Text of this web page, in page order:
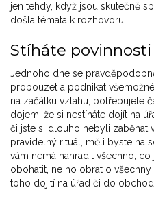
jen tehdy, když jsou skutečně
došla témata k rozhovoru.
Stíháte
Jednoho dne se
probouzet a podnikat
na začátku vztahu, potřebujete
dojem, že si nestíháte dojít na
či jste si dlouho nebyli zaběhat
pravidelný rituál, měli byste na
vám nemá nahradit všechno,
obohatit, ne ho obrat o
toho dojití na úřad či do